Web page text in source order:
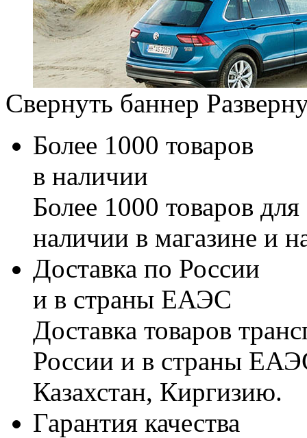
Свернуть баннер
Более 1000 товаров
в наличии
Более 1000 товаров
наличии в магазине и
Доставка по России
и в страны ЕАЭС
Доставка товаров
России и в страны
Казахстан, Киргизию.
Гарантия качества